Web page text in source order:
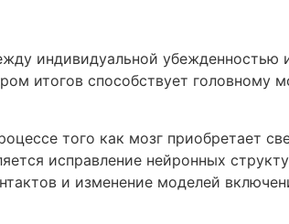
индивидуальной убежденностью
итогов способствует головному
того как мозг приобретает
исправление нейронных
и изменение моделей